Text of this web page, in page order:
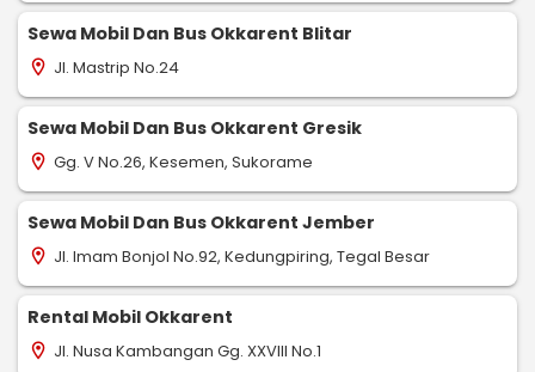
Sewa Mobil Dan Bus Okkarent Blitar
location_on Jl. Mastrip No.24
Sewa Mobil Dan Bus Okkarent Gresik
location_on Gg. V No.26, Kesemen, Sukorame
Sewa Mobil Dan Bus Okkarent Jember
location_on Jl. Imam Bonjol No.92, Kedungpiring, Tegal Besar
Rental Mobil Okkarent
location_on Jl. Nusa Kambangan Gg. XXVIII No.1